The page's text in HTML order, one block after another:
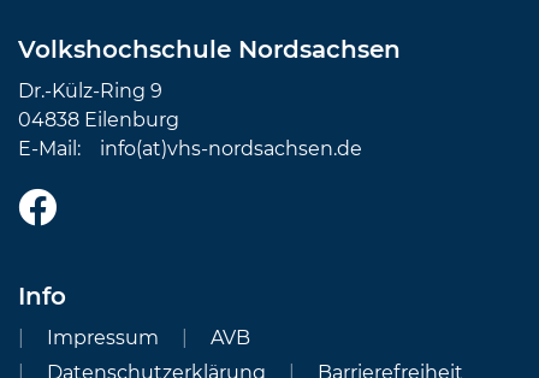
Volkshochschule Nordsachsen
Dr.-Külz-Ring 9
04838 Eilenburg
E-Mail: info(at)vhs-nordsachsen.de
Info
Impressum
AVB
Datenschutzerklärung
Barrierefreiheit